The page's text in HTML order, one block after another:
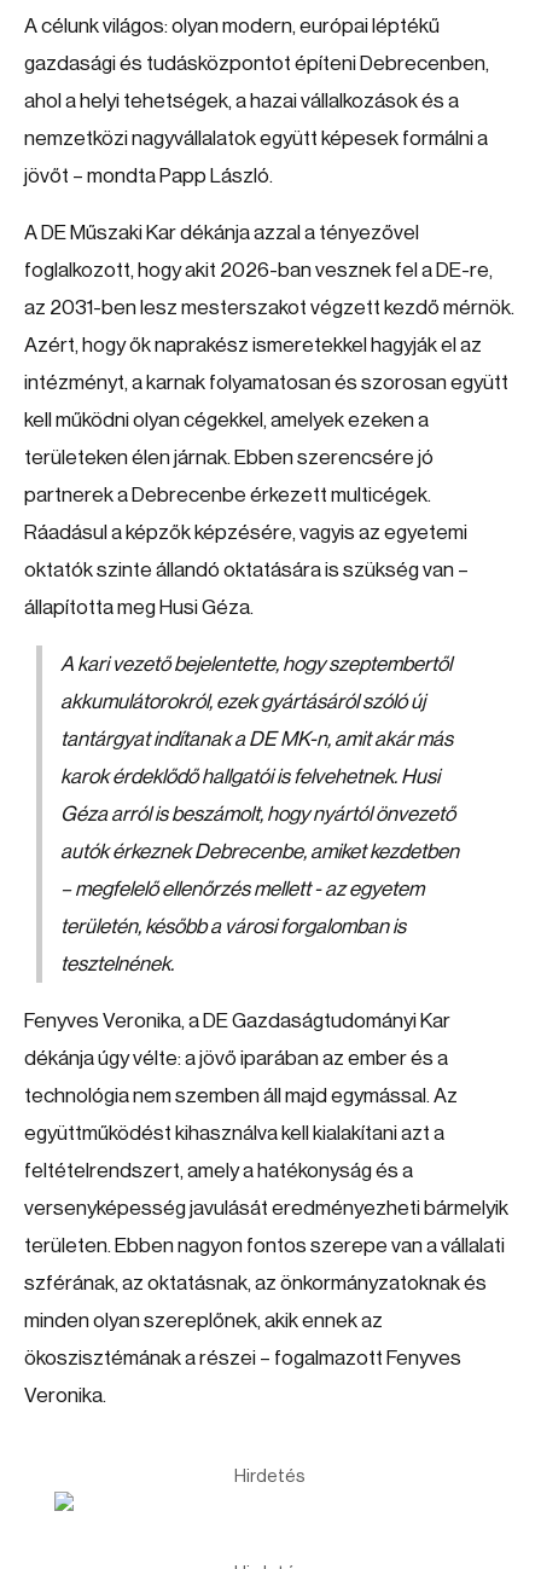
A célunk világos: olyan modern, európai léptékű
gazdasági és tudásközpontot építeni Debrecenben,
ahol a helyi tehetségek, a hazai vállalkozások és a
nemzetközi nagyvállalatok együtt képesek formálni a
jövőt – mondta Papp László.
A DE Műszaki Kar dékánja azzal a tényezővel
foglalkozott, hogy akit 2026-ban vesznek fel a DE-re,
az 2031-ben lesz mesterszakot végzett kezdő mérnök.
Azért, hogy ők naprakész ismeretekkel hagyják el az
intézményt, a karnak folyamatosan és szorosan együtt
kell működni olyan cégekkel, amelyek ezeken a
területeken élen járnak. Ebben szerencsére jó
partnerek a Debrecenbe érkezett multicégek.
Ráadásul a képzők képzésére, vagyis az egyetemi
oktatók szinte állandó oktatására is szükség van –
állapította meg Husi Géza.
A kari vezető bejelentette, hogy szeptembertől
akkumulátorokról, ezek gyártásáról szóló új
tantárgyat indítanak a DE MK-n, amit akár más
karok érdeklődő hallgatói is felvehetnek. Husi
Géza arról is beszámolt, hogy nyártól önvezető
autók érkeznek Debrecenbe, amiket kezdetben
– megfelelő ellenőrzés mellett - az egyetem
területén, később a városi forgalomban is
tesztelnének.
Fenyves Veronika, a DE Gazdaságtudományi Kar
dékánja úgy vélte: a jövő iparában az ember és a
technológia nem szemben áll majd egymással. Az
együttműködést kihasználva kell kialakítani azt a
feltételrendszert, amely a hatékonyság és a
versenyképesség javulását eredményezheti bármelyik
területen. Ebben nagyon fontos szerepe van a vállalati
szférának, az oktatásnak, az önkormányzatoknak és
minden olyan szereplőnek, akik ennek az
ökoszisztémának a részei – fogalmazott Fenyves
Veronika.
Hirdetés